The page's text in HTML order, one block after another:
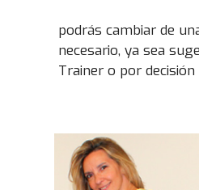
podrás cambiar de
necesario, ya sea
Trainer o por decisión